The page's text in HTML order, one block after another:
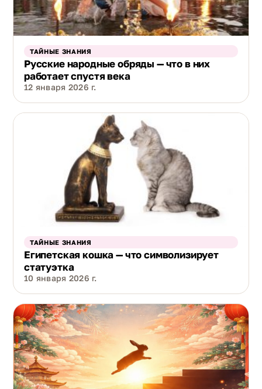
ТАЙНЫЕ ЗНАНИЯ
Русские народные обряды — что в них
работает спустя века
12 января 2026 г.
ТАЙНЫЕ ЗНАНИЯ
Египетская кошка — что символизирует
статуэтка
10 января 2026 г.